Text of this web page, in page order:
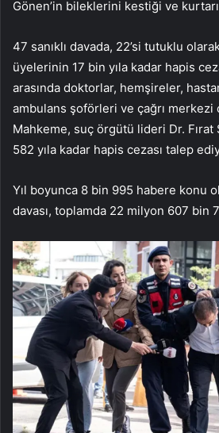
Gönen’in bileklerini kestiği ve
47 sanıklı davada, 22’si tutuklu
üyelerinin 17 bin yıla kadar hapis
arasında doktorlar, hemşireler,
ambulans şoförleri ve çağrı merkezi
Mahkeme, suç örgütü lideri Dr.
582 yıla kadar hapis cezası talep
Yıl boyunca 8 bin 995 habere konu
davası, toplamda 22 milyon 607 bin